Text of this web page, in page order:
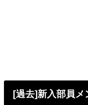
[過去]新入部員